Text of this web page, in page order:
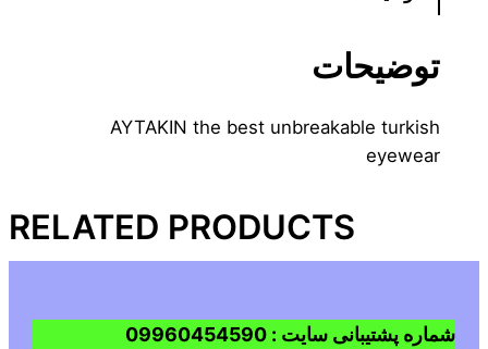
توضیحات
AYTAKIN the best unbreakable turkish
eyewear
RELATED PRODUCTS
شماره پشتیبانی سایت : 09960454590